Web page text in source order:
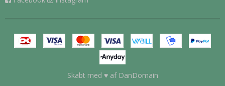
Skabt med ♥ af DanDomain